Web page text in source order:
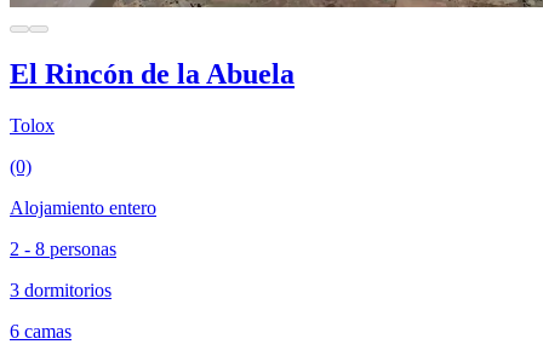
El Rincón de la Abuela
Tolox
(0)
Alojamiento entero
2 - 8 personas
3 dormitorios
6 camas